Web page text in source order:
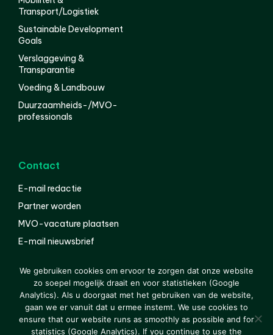
Transport/Logistiek
Sustainable Development
Goals
Verslaggeving &
Transparantie
Voeding & Landbouw
Duurzaamheids-/MVO-
professionals
Contact
E-mail redactie
Partner worden
MVO-vacature plaatsen
E-mail nieuwsbrief
© 2000-2026 Van der Molen EIS Colofon
Disclaimer
Privacy
We gebruiken cookies om ervoor te zorgen dat onze website
zo soepel mogelijk draait en voor statistieken (Google
Analytics). Als u doorgaat met het gebruiken van de website,
gaan we er vanuit dat u ermee instemt. We use cookies to
ensure that our website runs as smoothly as possible and for
statistics (Google Analytics). If you continue to use the